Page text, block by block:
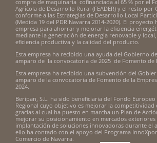
compra de maquinaria cofinanciada al 65 % por el
Agrícola de Desarrollo Rural (FEADER) y el resto por
conforme a las Estrategias de Desarrollo Local
(Medida 19 del PDR Navarra 2014-2020). El proyecto
empresa para ahorrar y mejorar la eficiencia
mediante la generación de energía renovable y
eficiencia productiva y la calidad del producto.
Esta empresa ha recibido una ayuda del Gobierno
amparo de la convocatoria de 2025 de Fomento de
Esta empresa ha recibido una subvención del
amparo de la convocatoria de Fomento de la
2024.
Beripan, S.L. ha sido beneficiaria del Fondo
Regional cuyo objetivo es mejorar la competitividad
gracias al cual ha puesto en marcha un Plan de
mejorar su posicionamiento en mercados exteriores
implantación de soluciones innovadoras durante el
ello ha contado con el apoyo del Programa
Comercio de Navarra.